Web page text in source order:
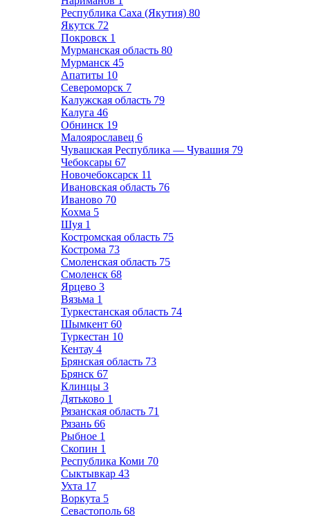
Республика Саха (Якутия) 80
Якутск 72
Покровск 1
Мурманская область 80
Мурманск 45
Апатиты 10
Североморск 7
Калужская область 79
Калуга 46
Обнинск 19
Малоярославец 6
Чувашская Республика — Чувашия 79
Чебоксары 67
Новочебоксарск 11
Ивановская область 76
Иваново 70
Кохма 5
Шуя 1
Костромская область 75
Кострома 73
Смоленская область 75
Смоленск 68
Ярцево 3
Вязьма 1
Туркестанская область 74
Шымкент 60
Туркестан 10
Кентау 4
Брянская область 73
Брянск 67
Клинцы 3
Дятьково 1
Рязанская область 71
Рязань 66
Рыбное 1
Скопин 1
Республика Коми 70
Сыктывкар 43
Ухта 17
Воркута 5
Севастополь 68